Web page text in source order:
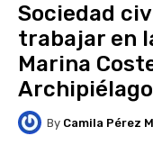
Sociedad
trabajar en
Marina
By Camila Pérez